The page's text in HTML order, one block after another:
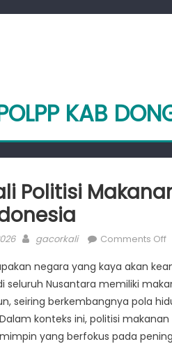
KAB
Politisi
Author
gacorkali Comments Offon
negara yang kaya akan
seluruh Nusantara memiliki
seiring berkembangnya pola
konteks ini, politisi
yang berfokus pada